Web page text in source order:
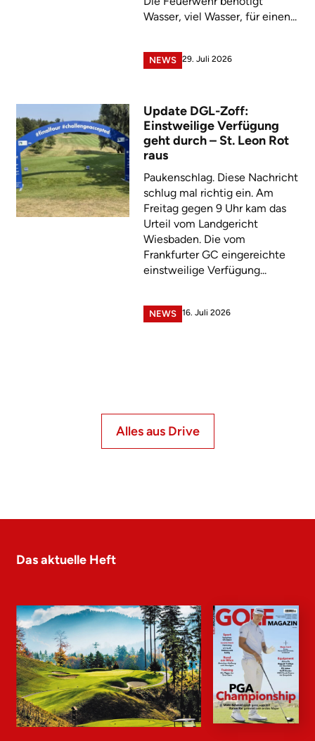
Wasser, viel Wasser, für einen...
NEWS 29. Juli 2026
Update DGL-Zoff:
Einstweilige Verfügung
geht durch – St. Leon Rot
raus
Paukenschlag. Diese Nachricht
schlug mal richtig ein. Am
Freitag gegen 9 Uhr kam das
Urteil vom Landgericht
Wiesbaden. Die vom
Frankfurter GC eingereichte
einstweilige Verfügung...
NEWS 16. Juli 2026
Alles aus Drive
Das aktuelle Heft